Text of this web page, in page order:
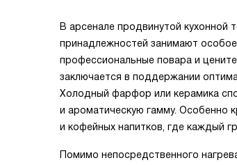
В арсенале продвинутой кухонной
принадлежностей занимают
профессиональные повара и
заключается в поддержании
Холодный фарфор или керамика
и ароматическую гамму. Особенно
и кофейных напитков, где каждый
Помимо непосредственного